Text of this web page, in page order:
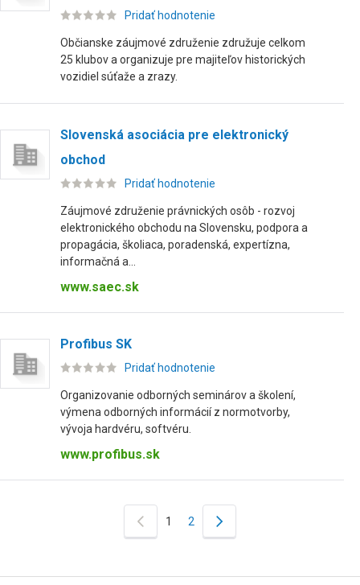
Pridať hodnotenie
Občianske záujmové združenie združuje celkom
25 klubov a organizuje pre majiteľov historických
vozidiel súťaže a zrazy.
Slovenská asociácia pre elektronický
obchod
Pridať hodnotenie
Záujmové združenie právnických osôb - rozvoj
elektronického obchodu na Slovensku, podpora a
propagácia, školiaca, poradenská, expertízna,
informačná a...
www.saec.sk
Profibus SK
Pridať hodnotenie
Organizovanie odborných seminárov a školení,
výmena odborných informácií z normotvorby,
vývoja hardvéru, softvéru.
www.profibus.sk
1 2